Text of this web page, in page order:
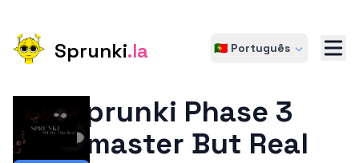
Sprunki.la 🇵🇹 Português
Sprunki Phase 3
Remaster But Real